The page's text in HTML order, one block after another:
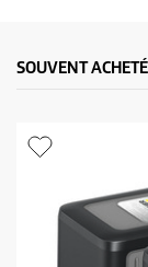
SOUVENT